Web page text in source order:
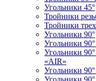
Угольники 45°
Тройники
Тройники
Угольники 90°
Угольники
Угольники
«AIR»
Угольники
Угольники